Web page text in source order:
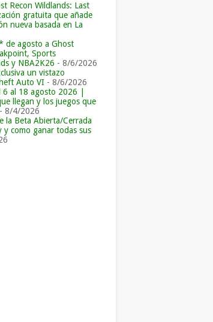
Recon Wildlands: Last
gratuita que añade
nueva basada en La
de agosto a Ghost
Sports
y NBA2K26 - 8/6/2026
un vistazo
Auto VI - 8/6/2026
al 18 agosto 2026 |
llegan y los juegos que
- 8/4/2026
la Beta Abierta/Cerrada
y como ganar todas sus